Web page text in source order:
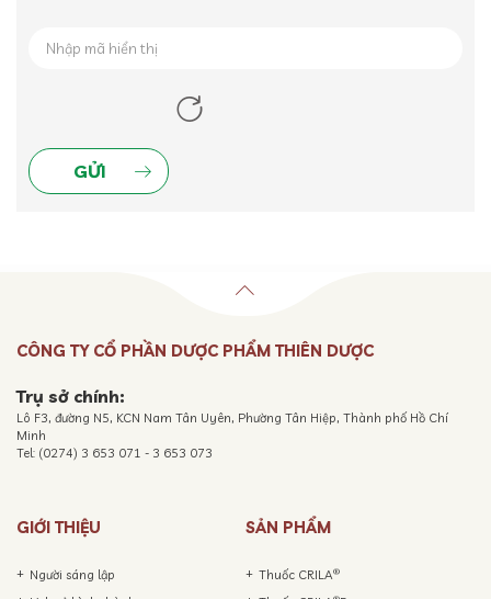
CÔNG TY CỔ PHẦN DƯỢC PHẨM THIÊN DƯỢC
Trụ sở chính:
Lô F3, đường N5, KCN Nam Tân Uyên, Phường Tân Hiệp, Thành phố Hồ Chí
Minh
Tel: (0274) 3 653 071 - 3 653 073
GIỚI THIỆU
Người sáng lập
SẢN PHẨM
Thuốc CRILA®